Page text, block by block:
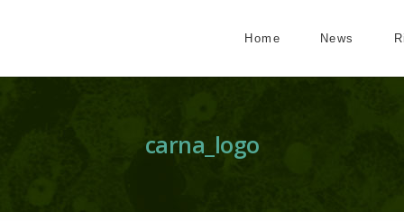
Home News
carna_logo